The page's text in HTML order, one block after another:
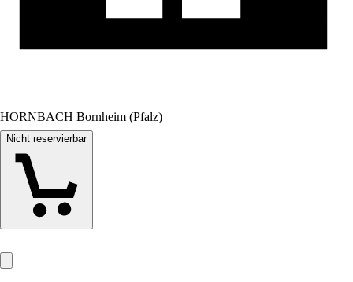
HORNBACH Bornheim (Pfalz)
Nicht reservierbar